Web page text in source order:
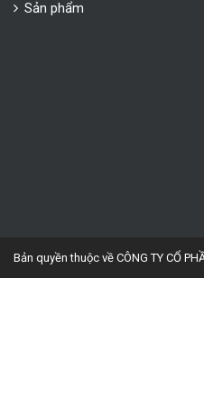
Sản phẩm
Bản quyền thuộc về CÔNG TY CỔ